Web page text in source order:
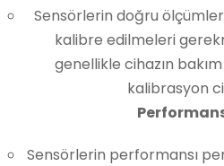
Sensörlerin doğru
kalibre edilmeleri
genellikle cihazın
kalibrasyon
Sensörlerin performansı